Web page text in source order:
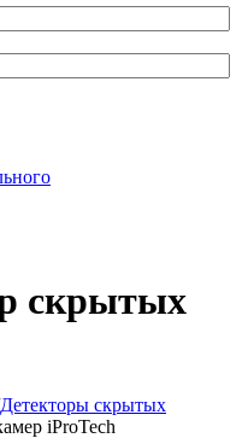
скрытых
Детекторы скрытых
iProTech